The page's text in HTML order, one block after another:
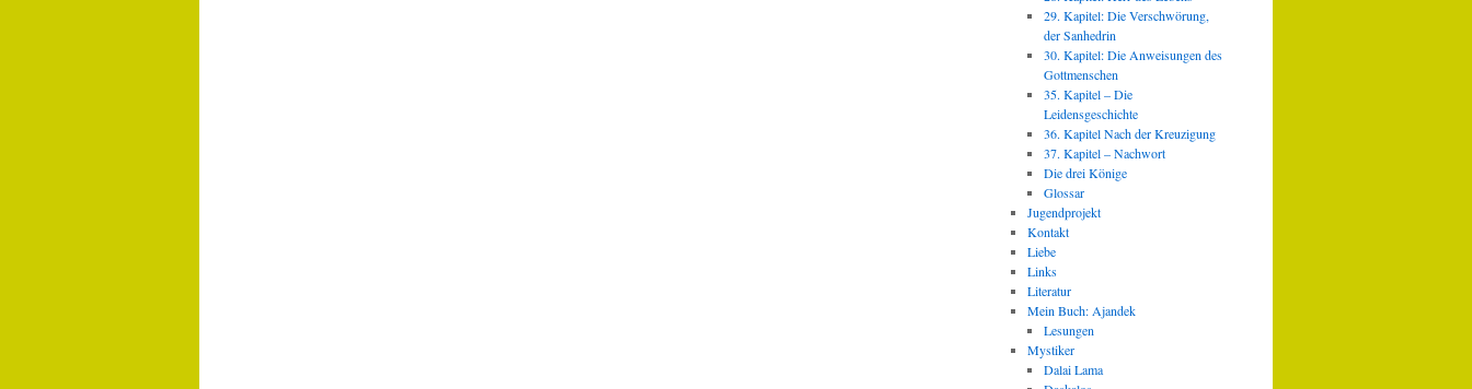
29. Kapitel: Die Verschwörung,
der Sanhedrin
30. Kapitel: Die Anweisungen des
Gottmenschen
35. Kapitel – Die
Leidensgeschichte
36. Kapitel Nach der Kreuzigung
37. Kapitel – Nachwort
Die drei Könige
Glossar
Jugendprojekt
Kontakt
Liebe
Links
Literatur
Mein Buch: Ajandek
Lesungen
Mystiker
Dalai Lama